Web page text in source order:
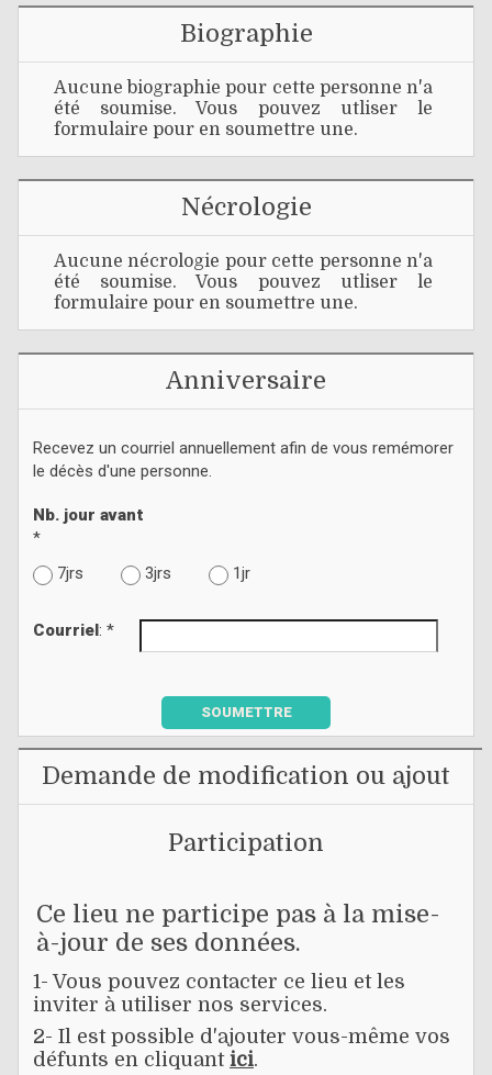
Biographie
Aucune biographie pour cette personne n'a
été soumise. Vous pouvez utliser le
formulaire pour en soumettre une.
Nécrologie
Aucune nécrologie pour cette personne n'a
été soumise. Vous pouvez utliser le
formulaire pour en soumettre une.
Anniversaire
Recevez un courriel annuellement afin de vous remémorer
le décès d'une personne.
Nb. jour avant
*
7jrs
3jrs 1jr
Courriel: *
SOUMETTRE
Demande de modification ou ajout
Participation
Ce lieu ne participe pas à la mise-
à-jour de ses données.
1- Vous pouvez contacter ce lieu et les
inviter à utiliser nos services.
2- Il est possible d'ajouter vous-même vos
défunts en cliquant ici.